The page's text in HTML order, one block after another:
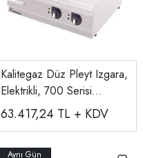
Kalitegaz Düz Pleyt Izgara,
Elektrikli, 700 Serisi
GF1270E
63.417,24 TL + KDV